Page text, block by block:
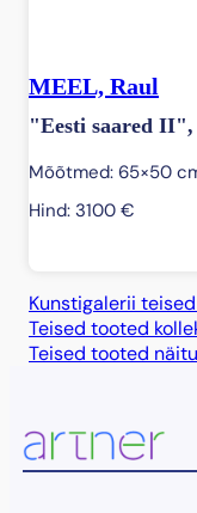
MEEL, Raul
"Eesti saared II",
Mõõtmed: 65×50
Hind: 3100 €
Kunstigalerii
Teised tooted
Teised tooted